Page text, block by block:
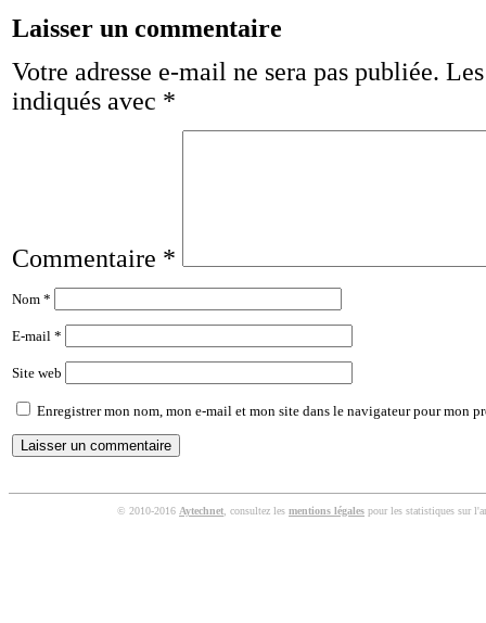
Laisser un commentaire
Votre adresse e-mail ne sera pas publiée.
indiqués avec *
Commentaire *
Nom *
E-mail *
Site web
Enregistrer mon nom, mon e-mail et mon site dans le navigateur pour mon
© 2010-2016 Aytechnet , consultez les mentions légales pour les statistiques sur